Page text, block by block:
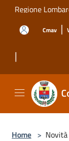
Salta al contenuto
Regione
Cmav |
|
Home > Novità